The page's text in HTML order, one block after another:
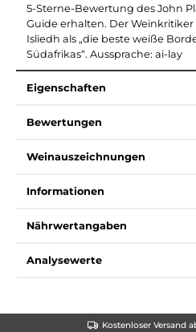
5-Sterne-Bewertung des John
Guide erhalten. Der
Isliedh als „die beste weiße
Südafrikas“. Aussprache: ai-lay
Eigenschaften
Bewertungen
Weinauszeichnungen
Informationen
Nährwertangaben
Analysewerte
Kostenloser Versand